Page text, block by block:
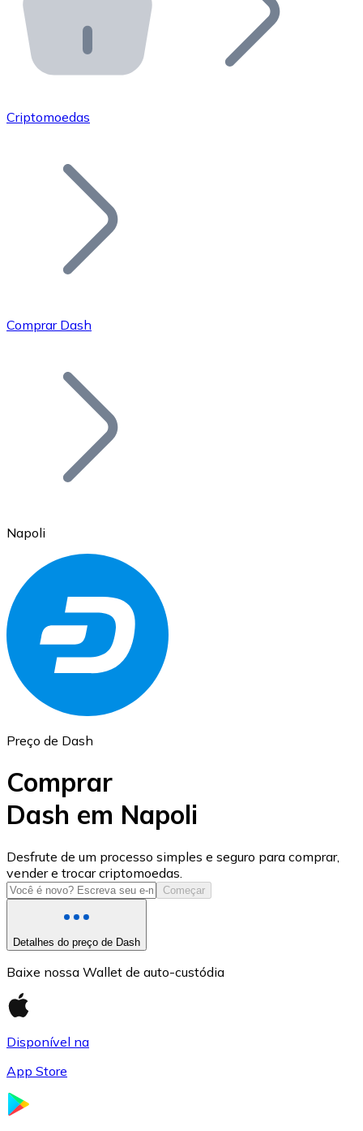
API Bitnovo
Integre nossa API no seu ecossistema.
Junte-se à nossa rede de revendedores e comercialize
Adicione o token do seu projeto ao nosso serviço de
Bitcoin
Ethereum
ETH
USD Coin
USDC
Criptomoedas
Comprar Dash
Napoli
Preço de Dash
Comprar
Dash em Napoli
Desfrute de um processo simples e seguro para comprar,
vender e trocar criptomoedas.
Começar
Detalhes do preço de Dash
Baixe nossa Wallet de auto-custódia
Disponível na
App Store